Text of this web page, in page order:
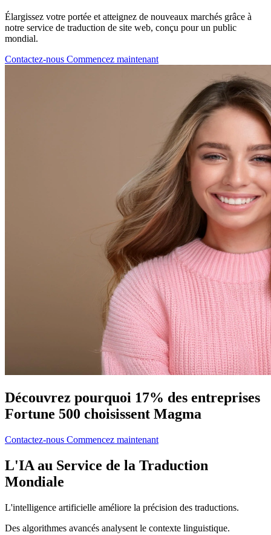
Élargissez votre portée et atteignez de nouveaux marchés grâce à
notre service de traduction de site web, conçu pour un public
mondial.
Contactez-nous Commencez maintenant
Découvrez pourquoi 17% des entreprises
Fortune 500 choisissent Magma
Contactez-nous Commencez maintenant
L'IA au Service de la Traduction
Mondiale
L'intelligence artificielle améliore la précision des traductions.
Des algorithmes avancés analysent le contexte linguistique.